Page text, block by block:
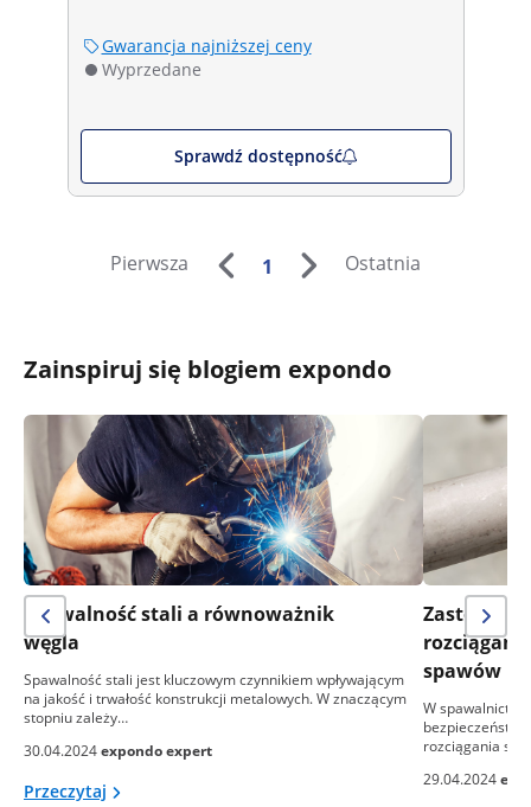
Gwarancja najniższej ceny
Wyprzedane
Sprawdź dostępność
Pierwsza 1 Ostatnia
Zainspiruj się blogiem expondo
Spawalność stali a równoważnik
węgla
Spawalność stali jest kluczowym czynnikiem wpływającym
na jakość i trwałość konstrukcji metalowych. W znaczącym
stopniu zależy…
30.04.2024expondo expert
Przeczytaj
spawów
W
rozciągania
29.04.2024